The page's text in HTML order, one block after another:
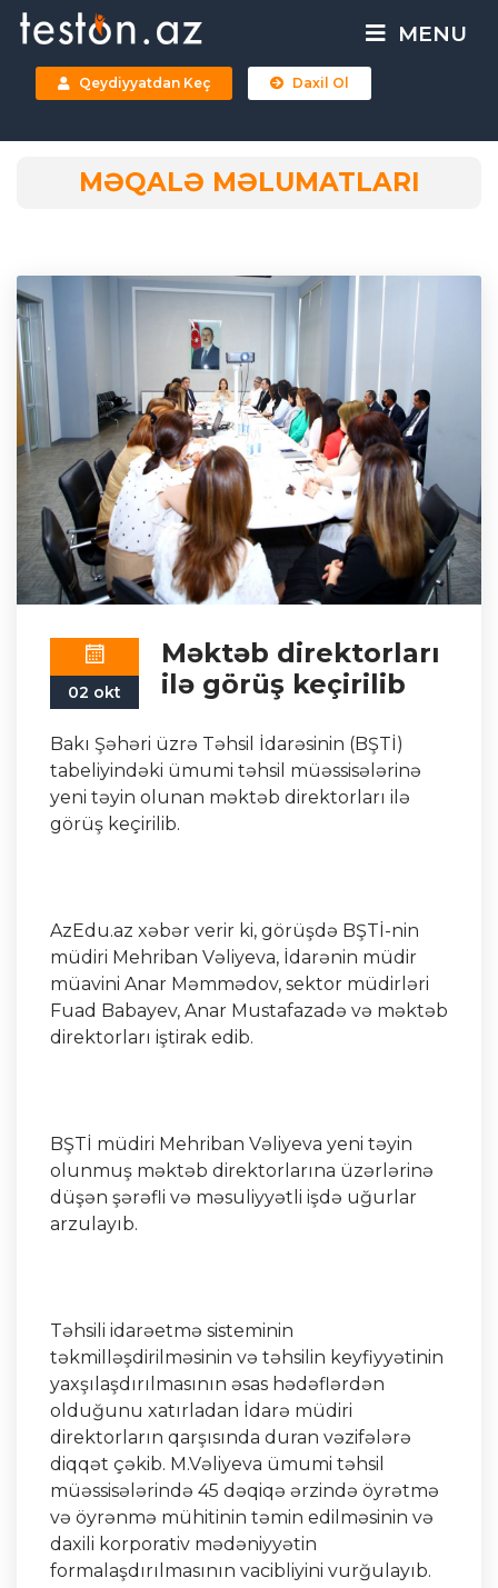
MENU
Qeydiyyatdan Keç Daxil Ol
MƏQALƏ MƏLUMATLARI
02 okt
Məktəb direktorları
ilə görüş keçirilib
Bakı Şəhəri üzrə Təhsil İdarəsinin (BŞTİ)
tabeliyindəki ümumi təhsil müəssisələrinə
yeni təyin olunan məktəb direktorları ilə
görüş keçirilib.
AzEdu.az xəbər verir ki, görüşdə BŞTİ-nin
müdiri Mehriban Vəliyeva, İdarənin müdir
müavini Anar Məmmədov, sektor müdirləri
Fuad Babayev, Anar Mustafazadə və məktəb
direktorları iştirak edib.
BŞTİ müdiri Mehriban Vəliyeva yeni təyin
olunmuş məktəb direktorlarına üzərlərinə
düşən şərəfli və məsuliyyətli işdə uğurlar
arzulayıb.
Təhsili idarəetmə sisteminin
təkmilləşdirilməsinin və təhsilin keyfiyyətinin
yaxşılaşdırılmasının əsas hədəflərdən
olduğunu xatırladan İdarə müdiri
direktorların qarşısında duran vəzifələrə
diqqət çəkib. M.Vəliyeva ümumi təhsil
müəssisələrində 45 dəqiqə ərzində öyrətmə
və öyrənmə mühitinin təmin edilməsinin və
daxili korporativ mədəniyyətin
formalaşdırılmasının vacibliyini vurğulayıb.